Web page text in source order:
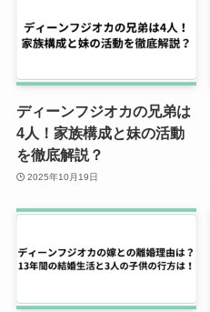
ディーンフジオカの兄弟は
4人！家族構成と妹の活動
を徹底解説？
2025年10月19日